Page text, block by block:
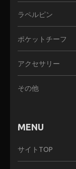
ラペルピン
ポケットチーフ
アクセサリー
その他
MENU
サイトTOP